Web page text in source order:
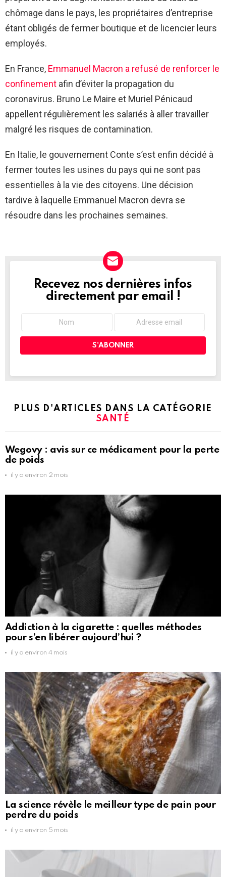
chômage dans le pays, les propriétaires d’entreprise
étant obligés de fermer boutique et de licencier leurs
employés.
En France, Emmanuel Macron a refusé de renforcer le
confinement afin d’éviter la propagation du
coronavirus. Bruno Le Maire et Muriel Pénicaud
appellent régulièrement les salariés à aller travailler
malgré les risques de contamination.
En Italie, le gouvernement Conte s’est enfin décidé à
fermer toutes les usines du pays qui ne sont pas
essentielles à la vie des citoyens. Une décision
tardive à laquelle Emmanuel Macron devra se
résoudre dans les prochaines semaines.
NEWSLETTER
Recevez nos dernières infos
directement par email !
PLUS D'ARTICLES DANS LA CATÉGORIE
SANTÉ
Wegovy : avis sur ce médicament pour la perte
de poids
il y a environ 2 mois
Addiction à la cigarette : quelles méthodes
pour s’en libérer aujourd’hui ?
il y a environ 4 mois
La science révèle le meilleur type de pain pour
perdre du poids
il y a environ 5 mois